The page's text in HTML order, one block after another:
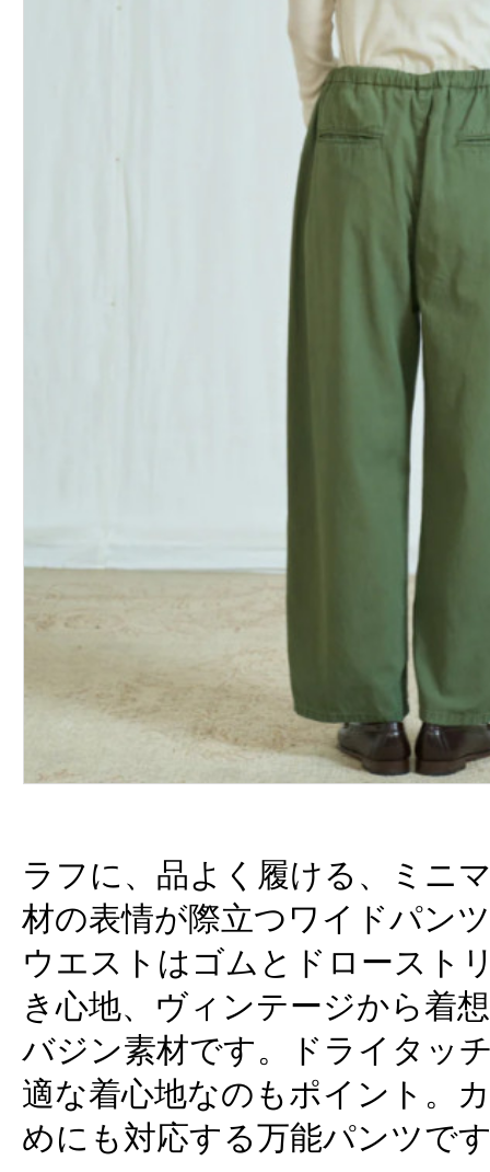
ラフに、品よく履ける、ミニ
材の表情が際立つワイドパン
ウエストはゴムとドロースト
き心地、ヴィンテージから着
バジン素材です。ドライタッ
適な着心地なのもポイント。
めにも対応する万能パンツで